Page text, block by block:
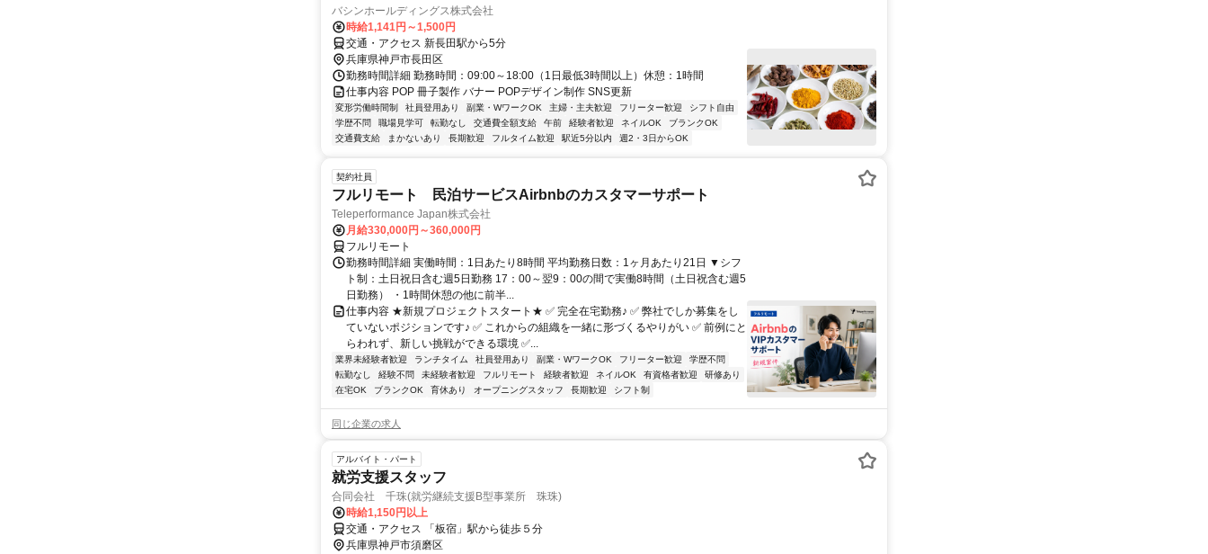
バシンホールディングス株式会社
時給1,141円～1,500円
交通・アクセス 新長田駅から5分
兵庫県神戸市長田区
勤務時間詳細 勤務時間：09:00～18:00（1日最低3時間以上）休憩：1時間
仕事内容 POP 冊子製作 バナー POPデザイン制作 SNS更新
変形労働時間制 社員登用あり 副業・WワークOK 主婦・主夫歓迎 フリーター歓迎
シフト自由
学歴不問
職場見学可 転勤なし 交通費全額支給 午前 経験者歓迎 ネイルOK
ブランクOK
交通費支給
まかないあり 長期歓迎 フルタイム歓迎 駅近5分以内 週2・3日からOK
契約社員
フルリモート 民泊サービスAirbnbのカスタマーサポート
Teleperformance Japan株式会社
月給330,000円～360,000円
フルリモート
勤務時間詳細 実働時間：1日あたり8時間 平均勤務日数：1ヶ月あたり21日 ▼シフ
ト制：土日祝日含む週5日勤務 17：00～翌9：00の間で実働8時間（土日祝含む週5
日勤務） ・1時間休憩の他に前半...
仕事内容 ★新規プロジェクトスタート★ ✅ 完全在宅勤務♪ ✅ 弊社でしか募集をし
ていないポジションです♪ ✅ これからの組織を一緒に形づくるやりがい ✅ 前例にと
らわれず、新しい挑戦ができる環境 ✅...
業界未経験者歓迎 ランチタイム 社員登用あり 副業・WワークOK フリーター歓迎
学歴不問
転勤なし
経験不問 未経験者歓迎 フルリモート 経験者歓迎 ネイルOK 有資格者歓迎
研修あり
在宅OK
ブランクOK 育休あり オープニングスタッフ 長期歓迎 シフト制
同じ企業の求人
アルバイト・パート
就労支援スタッフ
合同会社 千珠(就労継続支援B型事業所 珠珠)
時給1,150円以上
交通・アクセス 「板宿」駅から徒歩５分
兵庫県神戸市須磨区